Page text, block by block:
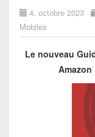
4. octobre 2023
Mobiles
Le nouveau
Amazon